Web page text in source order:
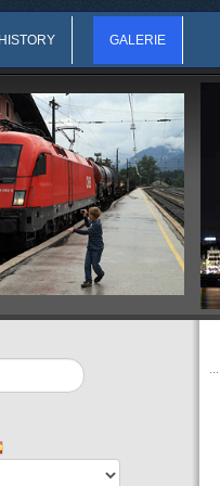
HISTORY GALERIE